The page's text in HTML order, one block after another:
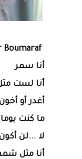
Boumaraf
أنا سمر
أنا لست
أغدر أو
ما كنت
لا ...لن
أنا مثل